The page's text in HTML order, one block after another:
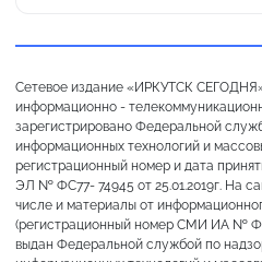
Сетевое издание «ИРКУТСК
информационно -
зарегистрировано Федеральной
информационных технологий и
регистрационный номер и дата
ЭЛ № ФС77- 74945 от 25.01.2019г. На
числе и материалы от
(регистрационный номер СМИ ИА №
выдан Федеральной службой по